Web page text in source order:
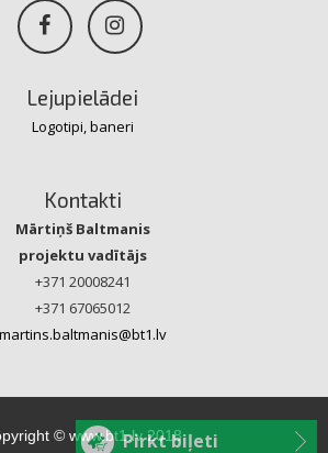
Lejupielādei
Logotipi, baneri
Kontakti
Mārtiņš Baltmanis
projektu vadītājs
+371 20008241
+371 67065012
martins.baltmanis@bt1.lv
© www.bt1.lv 2018
Pirkt biļeti